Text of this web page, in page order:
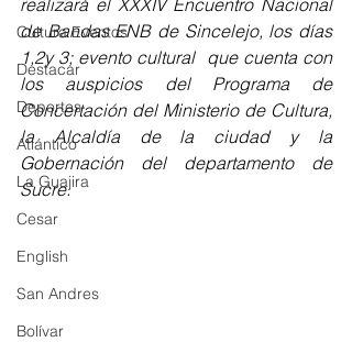
Cultura Eventos
Destacar
Deportes
Atlántico
La Guajira
Cesar
English
San Andres
Bolívar
realizará el XXXIV Encuentro Nacional
de Bandas ENB de Sincelejo, los días
1,2y 3; evento cultural  que cuenta con
los auspicios del Programa de
Concertación del Ministerio de Cultura,
la Alcaldía de la ciudad y la
Gobernación del departamento de
Sucre.